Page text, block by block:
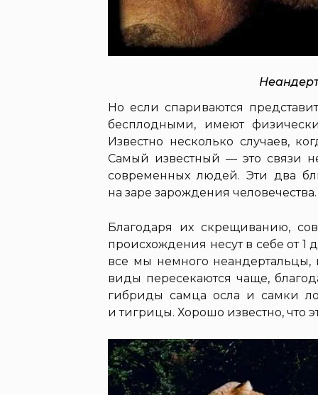
Но если спариваются
бесплодными, имеют
Известно несколько случаев,
Самый известный — это связи
современных людей. Эти два
на заре зарождения человечества.
Благодаря их скрещиванию,
происхождения несут в себе от 1
все мы немного неандертальцы,
виды пересекаются чаще,
гибриды самца осла и самки
и тигрицы. Хорошо известно, что